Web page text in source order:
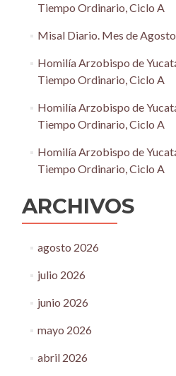
Tiempo Ordinario, Ciclo A
Misal Diario. Mes de
Homilía Arzobispo de
Tiempo Ordinario, Ciclo A
Homilía Arzobispo de
Tiempo Ordinario, Ciclo A
Homilía Arzobispo de
Tiempo Ordinario, Ciclo A
ARCHIVOS
agosto 2026
julio 2026
junio 2026
mayo 2026
abril 2026